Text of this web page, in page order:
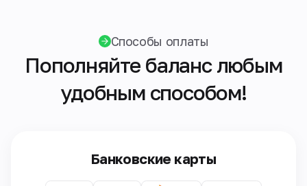
Способы оплаты
Пополняйте баланс любым
удобным способом!
Банковские карты